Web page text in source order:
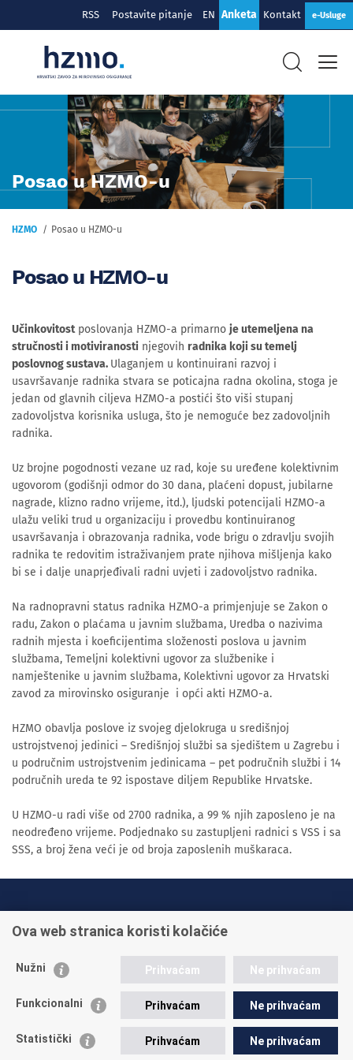
RSS Postavite pitanje EN Anketa Kontakt e-Usluge
Posao u HZMO-u
HZMO Posao u HZMO-u
Posao u HZMO-u
Učinkovitostposlovanja HZMO-a primarno je utemeljena na
stručnosti i motiviranosti njegovih radnika koji su temelj
poslovnog sustava. Ulaganjem u kontinuirani razvoj i
usavršavanje radnika stvara se poticajna radna okolina, stoga je
jedan od glavnih ciljeva HZMO-a postići što viši stupanj
zadovoljstva korisnika usluga, što je nemoguće bez zadovoljnih
radnika.
Uz brojne pogodnosti vezane uz rad, koje su uređene kolektivnim
ugovorom (godišnji odmor do 30 dana, plaćeni dopust, jubilarne
nagrade, klizno radno vrijeme, itd.), ljudski potencijali HZMO-a
ulažu veliki trud u organizaciju i provedbu kontinuiranog
usavršavanja i obrazovanja radnika, vode brigu o zdravlju svojih
radnika te redovitim istraživanjem prate njihova mišljenja kako
bi se i dalje unaprjeđivali radni uvjeti i zadovoljstvo radnika.
Na radnopravni status radnika HZMO-a primjenjuje se Zakon o
radu, Zakon o plaćama u javnim službama, Uredba o nazivima
radnih mjesta i koeficijentima složenosti poslova u javnim
službama, Temeljni kolektivni ugovor za službenike i
namještenike u javnim službama, Kolektivni ugovor za Hrvatski
zavod za mirovinsko osiguranje i opći akti HZMO-a.
HZMO obavlja poslove iz svojeg djelokruga u središnjoj
ustrojstvenoj jedinici – Središnjoj službi sa sjedištem u Zagrebu i
u područnim ustrojstvenim jedinicama – pet područnih službi i 14
područnih ureda te 92 ispostave diljem Republike Hrvatske.
U HZMO-u radi više od 2700 radnika, a 99 % njih zaposleno je na
neodređeno vrijeme. Podjednako su zastupljeni radnici s VSS i sa
SSS, a broj žena veći je od broja zaposlenih muškaraca.
+385 1 45 95 011
Postavite pitanje
Ova web stranica koristi kolačiće
Nužni Prihvaćam Ne prihvaćam
Funkcionalni Prihvaćam Ne prihvaćam
Statistički Prihvaćam Ne prihvaćam